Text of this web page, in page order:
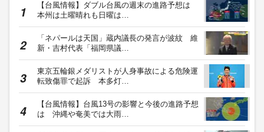
【台風情報】ダブル台風の週末の進路予想は
本州は土曜晴れも日曜は…
「ネパールは天国」蔵内議長の発言が波紋 維
新・吉村代表「福岡県議…
東京五輪銀メダリストが人身事故による危険運
転致傷罪で起訴 本多灯…
【台風情報】台風13号の影響と今後の進路予想
は 沖縄や奄美では大雨…